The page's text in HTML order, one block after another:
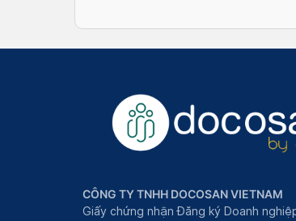
CÔNG TY TNHH DOCOSAN VIETNAM
Giấy chứng nhận Đăng ký Doanh